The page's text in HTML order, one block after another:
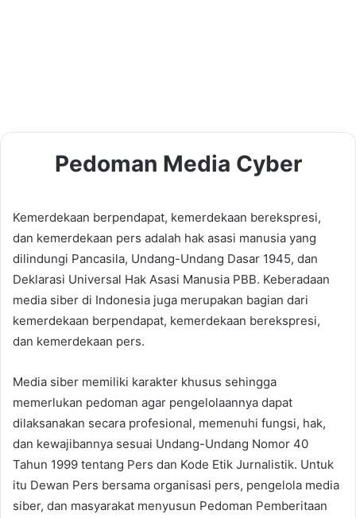
Pedoman Media Cyber
Kemerdekaan berpendapat, kemerdekaan berekspresi,
dan kemerdekaan pers adalah hak asasi manusia yang
dilindungi Pancasila, Undang-Undang Dasar 1945, dan
Deklarasi Universal Hak Asasi Manusia PBB. Keberadaan
media siber di Indonesia juga merupakan bagian dari
kemerdekaan berpendapat, kemerdekaan berekspresi,
dan kemerdekaan pers.
Media siber memiliki karakter khusus sehingga
memerlukan pedoman agar pengelolaannya dapat
dilaksanakan secara profesional, memenuhi fungsi, hak,
dan kewajibannya sesuai Undang-Undang Nomor 40
Tahun 1999 tentang Pers dan Kode Etik Jurnalistik. Untuk
itu Dewan Pers bersama organisasi pers, pengelola media
siber, dan masyarakat menyusun Pedoman Pemberitaan